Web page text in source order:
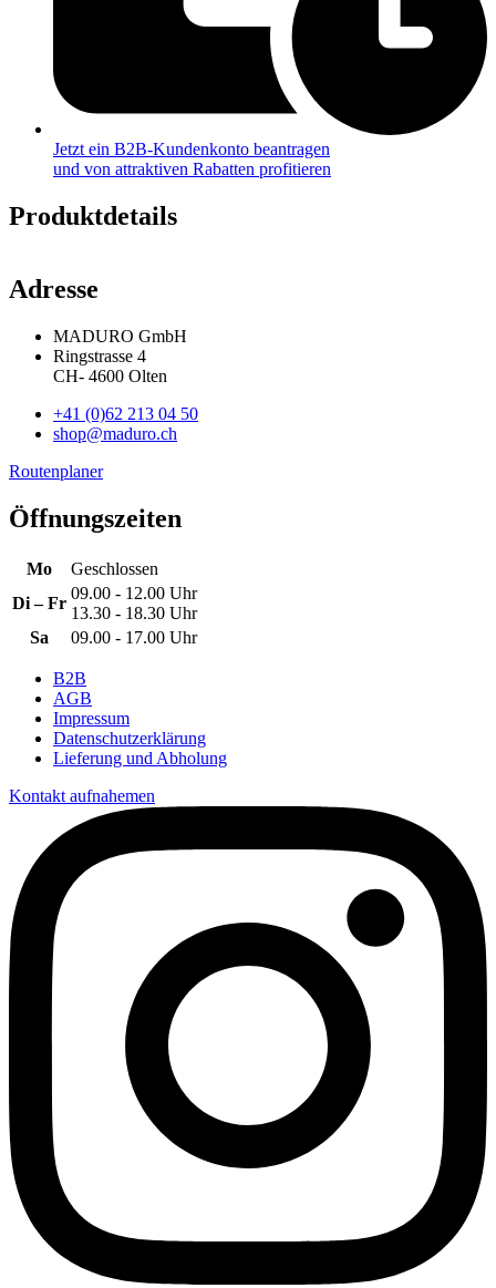
Jetzt ein B2B-Kundenkonto beantragen
und von attraktiven Rabatten profitieren
Produktdetails
Adresse
MADURO GmbH
Ringstrasse 4
CH- 4600 Olten
+41 (0)62 213 04 50
shop@maduro.ch
Routenplaner
Öffnungszeiten
Mo
Geschlossen
Di – Fr
09.00 - 12.00 Uhr
13.30 - 18.30 Uhr
Sa
09.00 - 17.00 Uhr
B2B
AGB
Impressum
Datenschutzerklärung
Lieferung und Abholung
Kontakt aufnahemen